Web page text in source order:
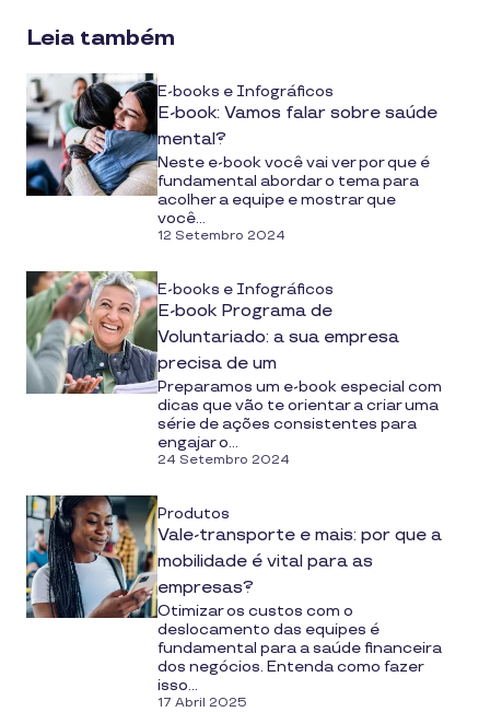
Leia também
E-books e Infográficos
E-book: Vamos falar sobre saúde
mental?
Neste e-book você vai ver por que é
fundamental abordar o tema para
acolher a equipe e mostrar que
você...
12 Setembro 2024
E-books e Infográficos
E-book Programa de
Voluntariado: a sua empresa
precisa de um
Preparamos um e-book especial com
dicas que vão te orientar a criar uma
série de ações consistentes para
engajar o...
24 Setembro 2024
Produtos
Vale-transporte e mais: por que a
mobilidade é vital para as
empresas?
Otimizar os custos com o
deslocamento das equipes é
fundamental para a saúde financeira
dos negócios. Entenda como fazer
isso...
17 Abril 2025